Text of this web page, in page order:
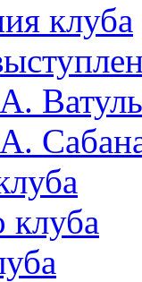
клуба
клуба